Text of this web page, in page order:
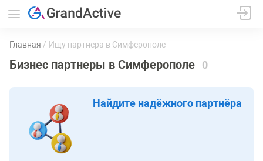
Главная Ищу партнера в Симферополе
Бизнес партнеры в Симферополе 0
Найдите надёжного партнёра